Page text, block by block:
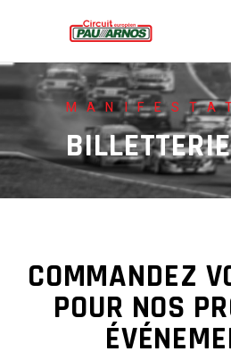
BILLETTERIE
COMMANDEZ
POUR NOS